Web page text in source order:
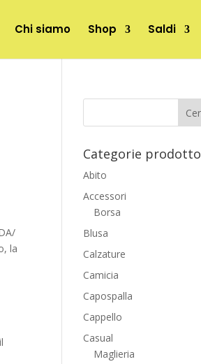
Chi siamo Shop Saldi
la
Categorie prodotto
Abito
Accessori
Borsa
Blusa
Calzature
Camicia
Capospalla
Cappello
Casual
Maglieria